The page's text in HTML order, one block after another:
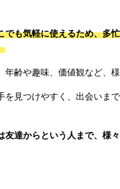
でも気軽に使えるため、多
齢や趣味、価値観など、
を見つけやすく、出会いま
友達からという人まで、様